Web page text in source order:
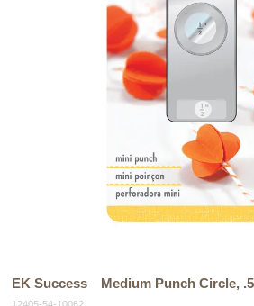
EK Success Medium Punch Circle,